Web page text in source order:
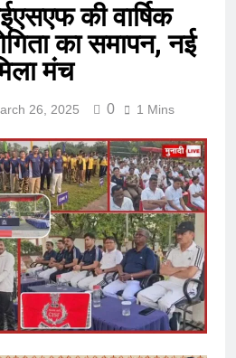
की वार्षिक
का समापन, नई
मंच
26, 2025 0 1 Mins